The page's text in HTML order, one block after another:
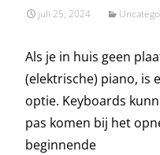
juli 25, 2024
Als je in huis geen
(elektrische) piano, is
optie. Keyboards
pas komen bij het
beginnende